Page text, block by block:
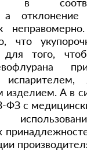
а отклонение
что
для того,
изделием. А в
ФЗ с